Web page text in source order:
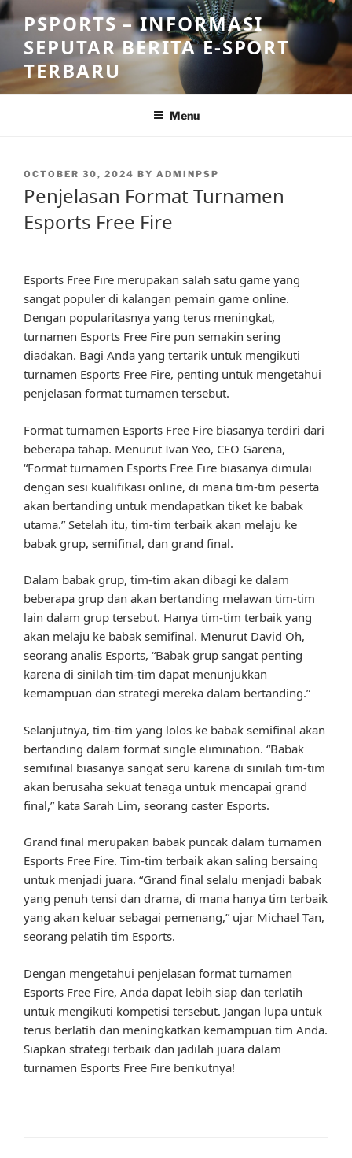
Skip
to
content
PSPORTS – INFORMASI
SEPUTAR BERITA E-SPORT
TERBARU
Menu
POSTED
OCTOBER 30, 2024 BY ADMINPSP
Penjelasan Format Turnamen
Esports Free Fire
Esports Free Fire merupakan salah satu game yang
sangat populer di kalangan pemain game online.
Dengan popularitasnya yang terus meningkat,
turnamen Esports Free Fire pun semakin sering
diadakan. Bagi Anda yang tertarik untuk mengikuti
turnamen Esports Free Fire, penting untuk mengetahui
penjelasan format turnamen tersebut.
Format turnamen Esports Free Fire biasanya terdiri dari
beberapa tahap. Menurut Ivan Yeo, CEO Garena,
“Format turnamen Esports Free Fire biasanya dimulai
dengan sesi kualifikasi online, di mana tim-tim peserta
akan bertanding untuk mendapatkan tiket ke babak
utama.” Setelah itu, tim-tim terbaik akan melaju ke
babak grup, semifinal, dan grand final.
Dalam babak grup, tim-tim akan dibagi ke dalam
beberapa grup dan akan bertanding melawan tim-tim
lain dalam grup tersebut. Hanya tim-tim terbaik yang
akan melaju ke babak semifinal. Menurut David Oh,
seorang analis Esports, “Babak grup sangat penting
karena di sinilah tim-tim dapat menunjukkan
kemampuan dan strategi mereka dalam bertanding.”
Selanjutnya, tim-tim yang lolos ke babak semifinal akan
bertanding dalam format single elimination. “Babak
semifinal biasanya sangat seru karena di sinilah tim-tim
akan berusaha sekuat tenaga untuk mencapai grand
final,” kata Sarah Lim, seorang caster Esports.
Grand final merupakan babak puncak dalam turnamen
Esports Free Fire. Tim-tim terbaik akan saling bersaing
untuk menjadi juara. “Grand final selalu menjadi babak
yang penuh tensi dan drama, di mana hanya tim terbaik
yang akan keluar sebagai pemenang,” ujar Michael Tan,
seorang pelatih tim Esports.
Dengan mengetahui penjelasan format turnamen
Esports Free Fire, Anda dapat lebih siap dan terlatih
untuk mengikuti kompetisi tersebut. Jangan lupa untuk
terus berlatih dan meningkatkan kemampuan tim Anda.
Siapkan strategi terbaik dan jadilah juara dalam
turnamen Esports Free Fire berikutnya!